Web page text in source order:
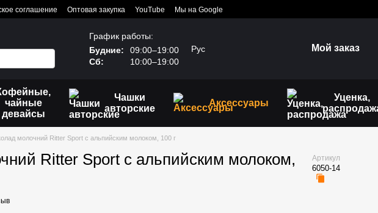
соглашение Оптовая закупка YouTube Мы на Google
График работы:
Будние:
09:00–19:00
Сб:
10:00–19:00
Рус Мой заказ
чайные
девайсы
Чашки
авторские
Аксессуары
Уценка,
молочний Ritter Sport с альпийским молоком, 100 г
Ritter Sport с альпийским молоком,
Артикул
6050-14